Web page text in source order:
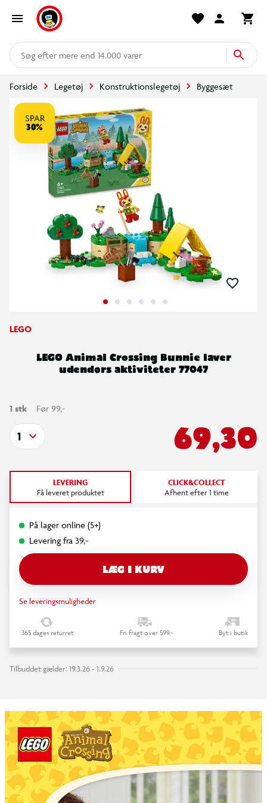
mere end 14.000 varer
Forside Legetøj Konstruktionslegetøj Byggesæt
SPAR
30%
LEGO
LEGO Animal Crossing Bunnie laver
udendørs aktiviteter 77047
1 stk Før 99,-
69,30
1
LEVERING
Få leveret produktet
CLICK&COLLECT
Afhent efter 1 time
På lager online (5+)
Levering fra 39,-
LÆG I KURV
Se leveringsmuligheder
365 dages returret Fri fragt over 599,- Byt i butik
Tilbuddet gælder: 19.3.26 - 1.9.26